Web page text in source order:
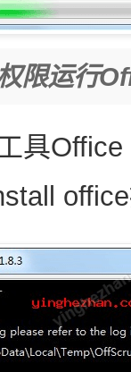
限运行
具